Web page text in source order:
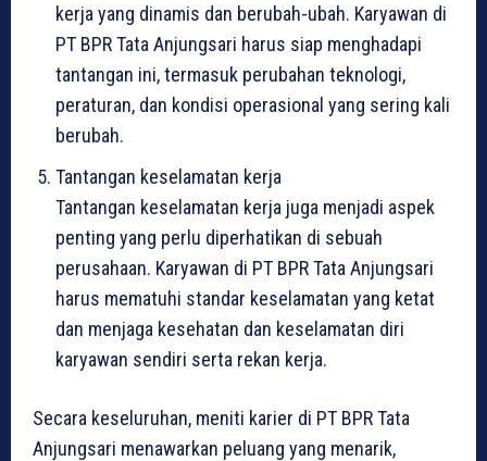
kerja yang dinamis dan berubah-ubah. Karyawan di
PT BPR Tata Anjungsari harus siap menghadapi
tantangan ini, termasuk perubahan teknologi,
peraturan, dan kondisi operasional yang sering kali
berubah.
Tantangan keselamatan kerja
Tantangan keselamatan kerja juga menjadi aspek
penting yang perlu diperhatikan di sebuah
perusahaan. Karyawan di PT BPR Tata Anjungsari
harus mematuhi standar keselamatan yang ketat
dan menjaga kesehatan dan keselamatan diri
karyawan sendiri serta rekan kerja.
Secara keseluruhan, meniti karier di PT BPR Tata
Anjungsari menawarkan peluang yang menarik,